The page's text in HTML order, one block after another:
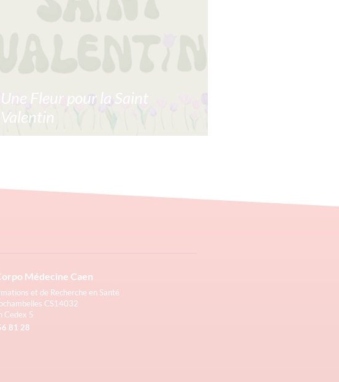
Une Fleur pour la Saint
Valentin
commander vos fleurs du 1er février au 11
Médecine Caen
et de Recherche en Santé
CS14032
Cedex 5
81 28